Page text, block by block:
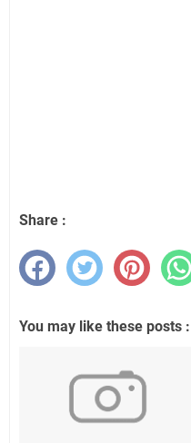
Share :
You may like these posts :